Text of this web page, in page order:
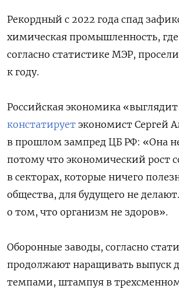
Рекордный с 2022 года спад
химическая промышленность,
согласно статистике МЭР,
к году.
Российская экономика
констатирует экономист Сергей
в прошлом зампред ЦБ РФ: «Она
потому что экономический рост
в секторах, которые ничего
общества, для будущего не
о том, что организм не здоров».
Оборонные заводы, согласно
продолжают наращивать выпуск
темпами, штампуя в